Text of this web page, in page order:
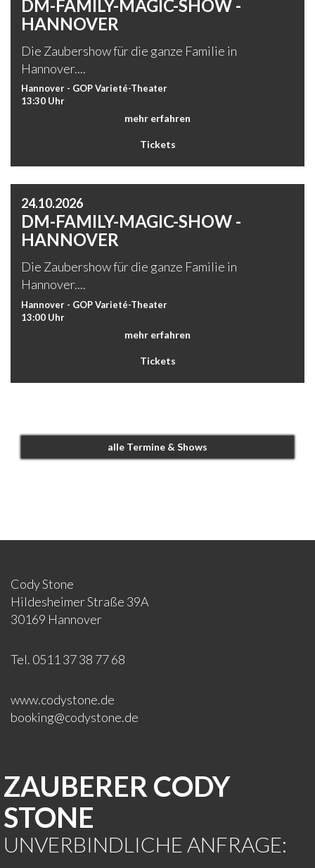
DM-FAMILY-MAGIC-SHOW -
HANNOVER
Die Zaubershow für die ganze Familie in
Hannover....
Hannover - GOP Varieté-Theater
13:30 Uhr
mehr erfahren
Tickets
24.10.2026
DM-FAMILY-MAGIC-SHOW -
HANNOVER
Die Zaubershow für die ganze Familie in
Hannover....
Hannover - GOP Varieté-Theater
13:00 Uhr
mehr erfahren
Tickets
alle Termine & Shows
Cody Stone
Hildesheimer Straße 39A
30169 Hannover
Tel. 0511 37 38 77 68
www.codystone.de
booking@codystone.de
ZAUBERER CODY
STONE
UNVERBINDLICHE ANFRAGE: